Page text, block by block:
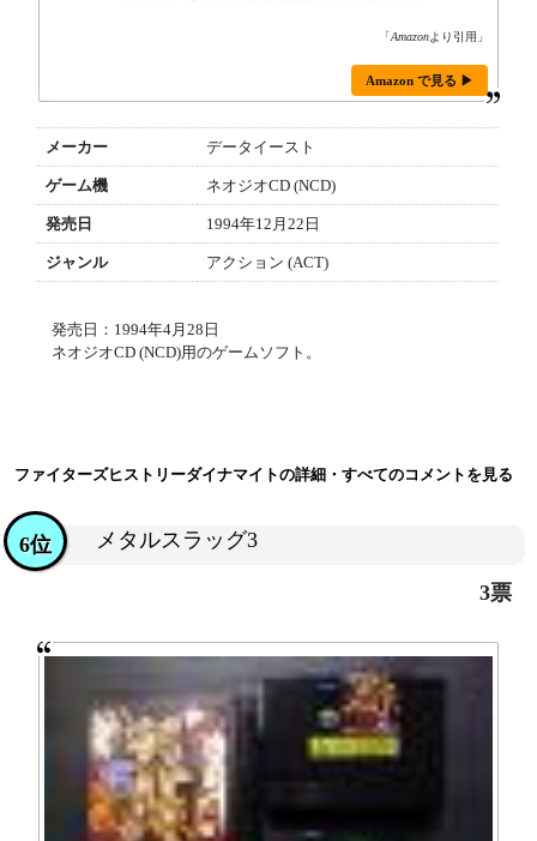
「Amazonより引用」
Amazon で見る ▶
メーカー データイースト
ゲーム機 ネオジオCD (NCD)
発売日 1994年12月22日
ジャンル アクション (ACT)
発売日：1994年4月28日
ネオジオCD (NCD)用のゲームソフト。
ファイターズヒストリーダイナマイトの詳細・すべてのコメントを見る
メタルスラッグ3
6位
3票